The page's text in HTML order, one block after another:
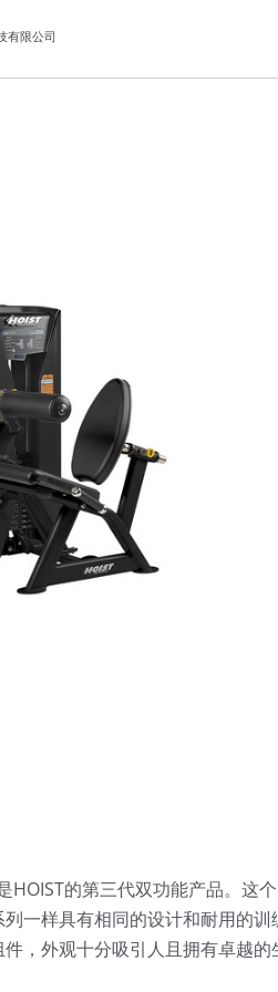
有限公司
HOIST的第三代双功能产品。这
列一样具有相同的设计和耐用的
，外观十分吸引人且拥有卓越的